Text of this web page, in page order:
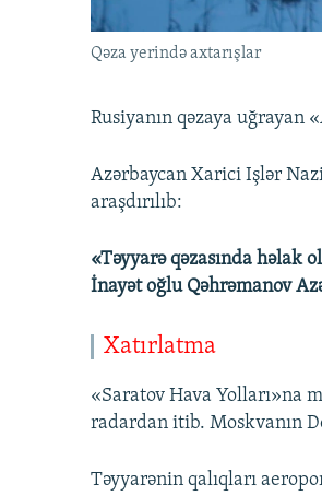
Qəza yerində axtarışlar
Rusiyanın qəzaya uğrayan
Azərbaycan Xarici Işlər
araşdırılıb:
«Təyyarə qəzasında
İnayət oğlu Qəhrəmanov
Xatırlatma
«Saratov Hava Yolları»na
radardan itib. Moskvanın
Təyyarənin qalıqları